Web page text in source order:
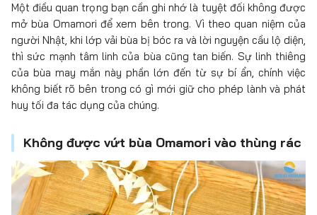
Một điều quan trọng bạn cần ghi nhớ là tuyệt đối không được
mở bùa Omamori để xem bên trong. Vì theo quan niệm của
người Nhật, khi lớp vải bùa bị bóc ra và lời nguyện cầu lộ diện,
thì sức mạnh tâm linh của bùa cũng tan biến. Sự linh thiêng
của bùa may mắn này phần lớn đến từ sự bí ẩn, chính việc
không biết rõ bên trong có gì mới giữ cho phép lành và phát
huy tối đa tác dụng của chúng.
Không được vứt bùa Omamori vào thùng rác